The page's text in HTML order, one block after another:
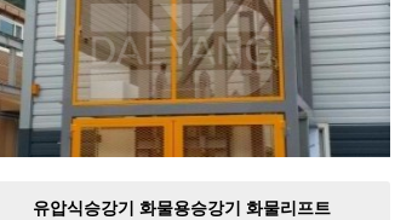
유압식승강기 화물용승강기 화물리프트